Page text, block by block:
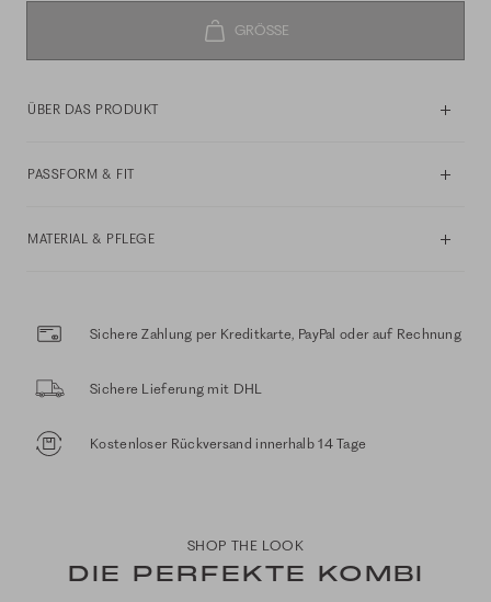
ÜBER DAS PRODUKT
PASSFORM & FIT
MATERIAL & PFLEGE
Sichere Zahlung per Kreditkarte, PayPal oder auf Rechnung
Sichere Lieferung mit DHL
Kostenloser Rückversand innerhalb 14 Tage
SHOP THE LOOK
DIE PERFEKTE KOMBI